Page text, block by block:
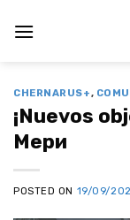
CHERNARUS+,
¡Nuevos
Мери
POSTED ON 19/09/